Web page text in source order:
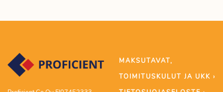
MAKSUTAVAT,
TOIMITUSKULUT JA UKK ›